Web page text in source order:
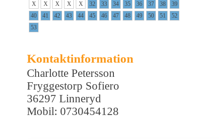
X X X X X 32 33 34 35 36 37 38
39
40
41 42 43 44 45 46 47 48 49 50 51
52
53
Kontaktinformation
Charlotte Petersson
Fryggestorp Sofiero
36297 Linneryd
Mobil: 0730454128